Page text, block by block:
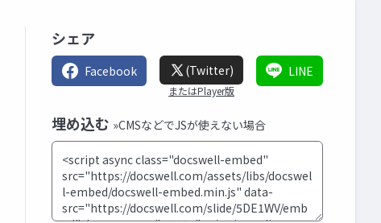
シェア
Facebook (Twitter)
またはPlayer版
LINE
埋め込む »CMSなどでJSが使えない場合